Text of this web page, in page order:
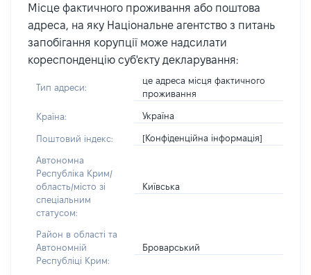
Місце фактичного проживання або поштова
адреса, на яку Національне агентство з питань
запобігання корупції може надсилати
кореспонденцію суб'єкту декларування:
Тип адреси:
це адреса місця фактичного
проживання
Країна: Україна
Поштовий індекс: [Конфіденційна інформація]
Автономна
Республіка Крим/
область/місто зі
спеціальним
статусом:
Київська
Район в області та
Автономній
Республіці Крим:
Броварський